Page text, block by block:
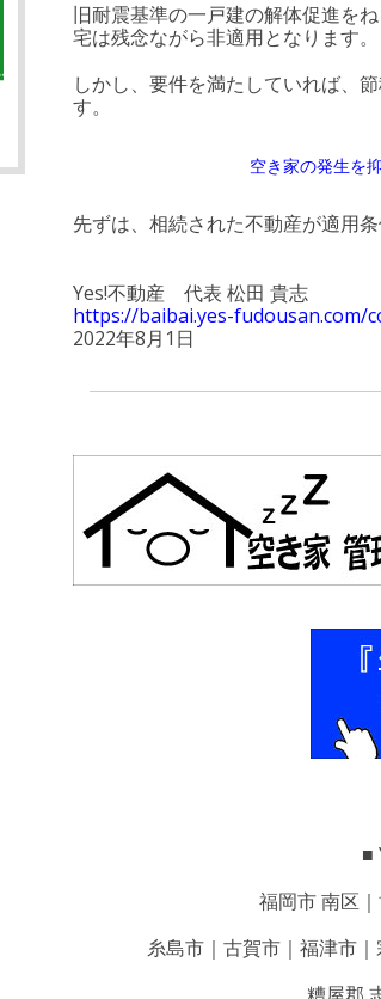
旧耐震基準の一戸建の解体促進を
宅は残念ながら非適用となります。
しかし、要件を満たしていれば、
す。
空き家の発生を
先ずは、相続された不動産が適用
Yes!不動産 代表 松田 貴志
https://baibai.yes-fudousan.com/
2022年8月1日
■
福岡市 南区
糸島市｜古賀市｜福津市